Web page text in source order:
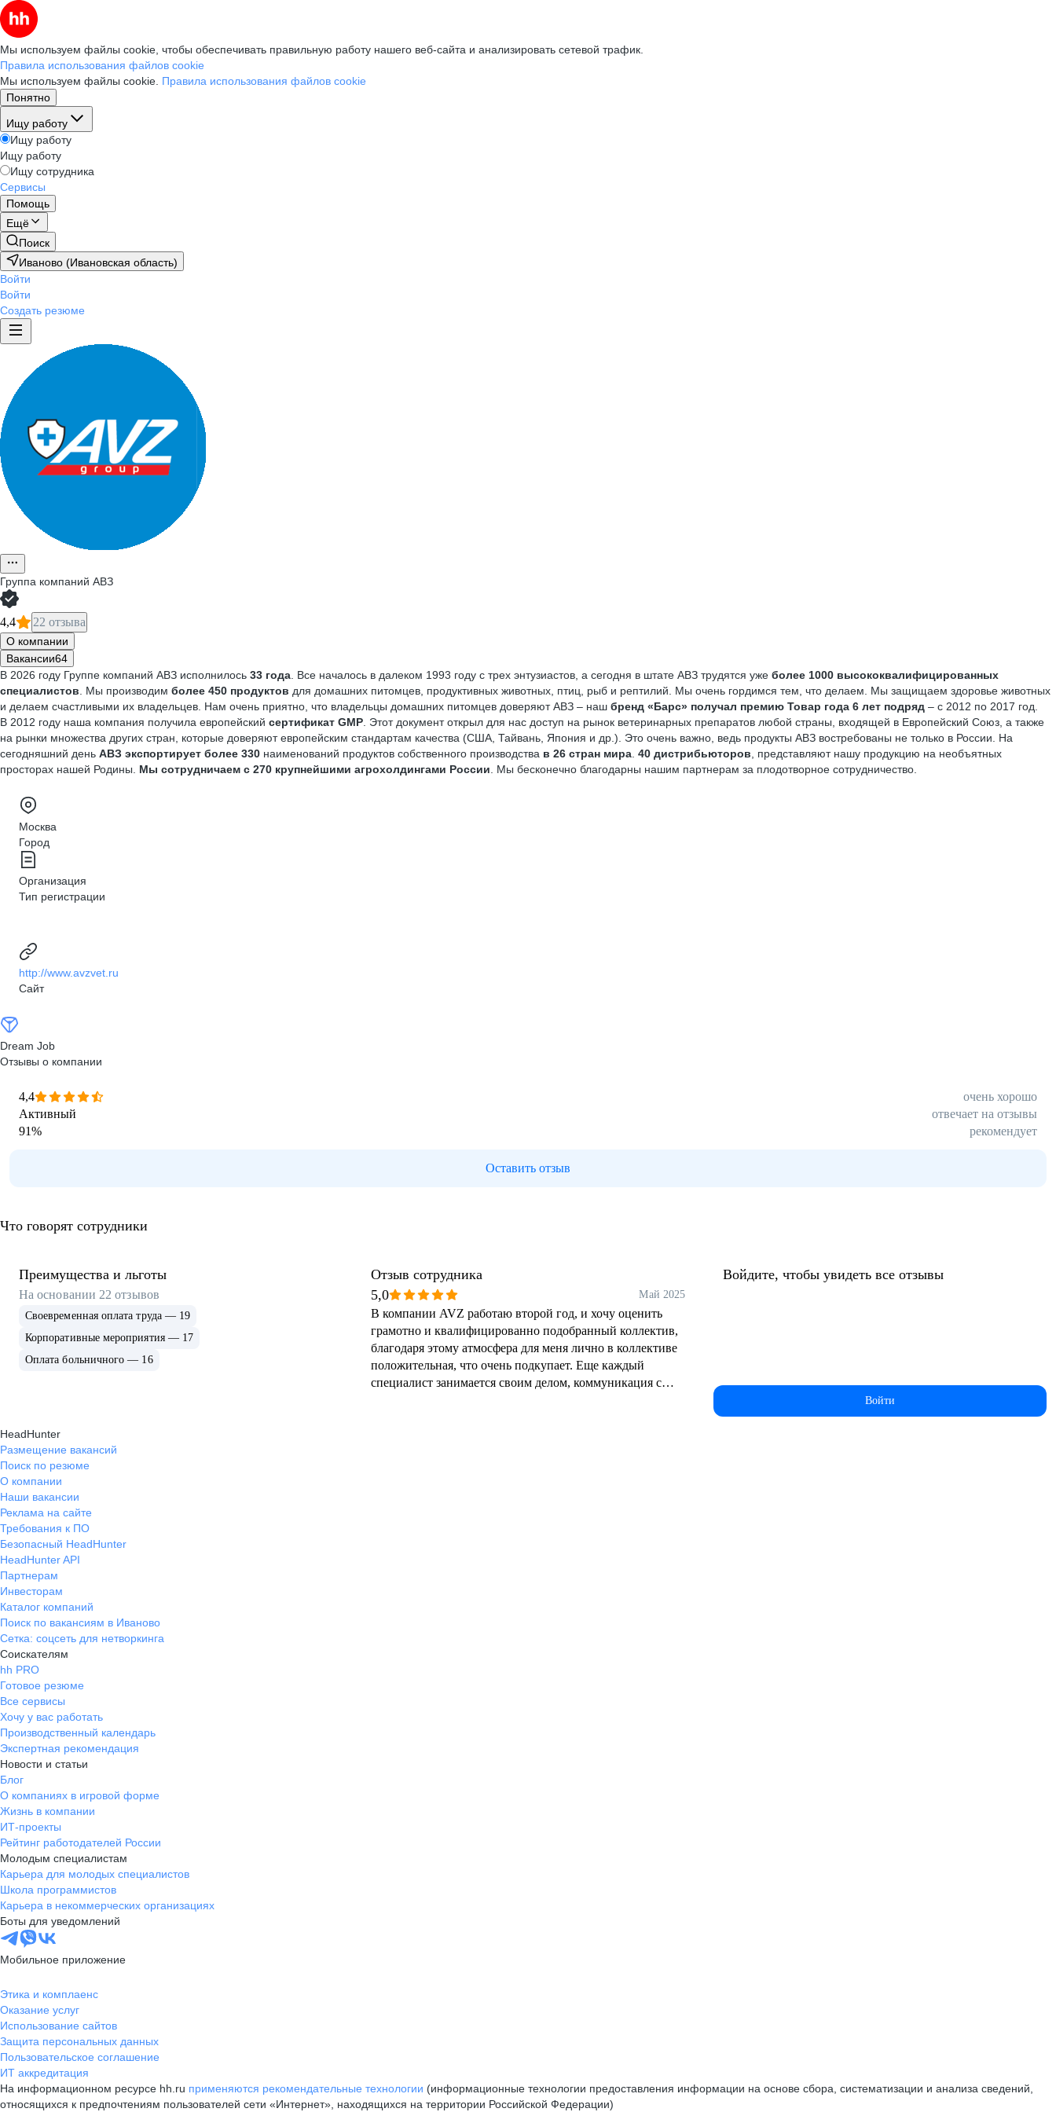
Мы используем файлы cookie, чтобы обеспечивать правильную работу нашего веб-сайта и анализировать сетевой трафик.
Правила использования файлов cookie
Мы используем файлы cookie. Правила использования файлов cookie
Понятно
Ищу работу
Ищу работу
Ищу работу
Ищу сотрудника
Сервисы
Помощь
Ещё
Поиск
Иваново (Ивановская область)
Войти
Войти
Создать резюме
Группа компаний АВЗ
4,4 22 отзыва
О компании
Вакансии64
В 2026 году Группе компаний АВЗ исполнилось 33 года . Все началось в далеком 1993 году с трех энтузиастов, а сегодня в штате АВЗ трудятся уже более 1000 высококвалифицированных
специалистов . Мы производим более 450 продук­тов для домашних питомцев, продуктивных животных, птиц, рыб и рептилий. Мы очень гордимся тем, что делаем. Мы защищаем здоровье животных
и делаем счаст­ливыми их владельцев. Нам очень приятно, что владельцы домашних питомцев до­веряют АВЗ – наш бренд «Барс» получал премию Товар года 6 лет подряд – с 2012 по 2017 год.
В 2012 году наша компания получила европейский сертификат GMP . Этот доку­мент открыл для нас доступ на рынок ветеринарных препаратов любой страны, входя­щей в Европейский Союз, а также
на рынки множества других стран, которые доверя­ют европейским стандартам качества (США, Тайвань, Япония и др.). Это очень важно, ведь продукты АВЗ востребованы не только в России. На
сегодняшний день АВЗ экспортирует более 330 наименований продуктов собственного производства в 26 стран мира 40 дистрибьюторов , представляют нашу продукцию на необъятных
просторах нашей Родины. Мы сотрудничаем с 270 крупнейшими агрохолдингами России . Мы бесконечно благодарны нашим партнерам за плодотворное сотрудничество.
Москва
Город
Организация
Тип регистрации
http://www.avzvet.ru
Сайт
Dream Job
Отзывы о компании
4,4
очень хорошо
Активный
отвечает на отзывы
91% рекомендует
Оставить отзыв
Что говорят сотрудники
Преимущества и льготы
На основании 22 отзывов
Своевременная оплата труда — 19
Корпоративные мероприятия — 17
Оплата больничного — 16
Отзыв сотрудника
5,0
Май 2025
В компании AVZ работаю второй год, и хочу оценить
грамотно и квалифицированно подобранный коллектив,
благодаря этому атмосфера для меня лично в коллективе
положительная, что очень подкупает. Еще каждый
специалист занимается своим делом, коммуникация с
Войдите, чтобы увидеть все отзывы
Войти
HeadHunter
Размещение вакансий
Поиск по резюме
О компании
Наши вакансии
Реклама на сайте
Требования к ПО
Безопасный HeadHunter
HeadHunter API
Партнерам
Инвесторам
Каталог компаний
Поиск по вакансиям в Иваново
Сетка: соцсеть для нетворкинга
Соискателям
hh PRO
Готовое резюме
Все сервисы
Хочу у вас работать
Производственный календарь
Экспертная рекомендация
Новости и статьи
Блог
О компаниях в игровой форме
Жизнь в компании
ИТ-проекты
Рейтинг работодателей России
Молодым специалистам
Карьера для молодых специалистов
Школа программистов
Карьера в некоммерческих организациях
Боты для уведомлений
Мобильное приложение
Этика и комплаенс
Оказание услуг
Использование сайтов
Защита персональных данных
Пользовательское соглашение
ИТ аккредитация
На информационном ресурсе hh.ru применяются рекомендательные технологии (информационные технологии предоставления информации на основе сбора, систематизации и анализа сведений,
относящихся к предпочтениям пользователей сети «Интернет», находящихся на территории Российской Федерации)